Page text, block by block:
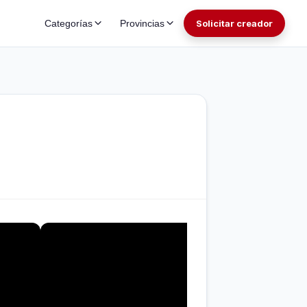
Categorías Provincias Solicitar creador